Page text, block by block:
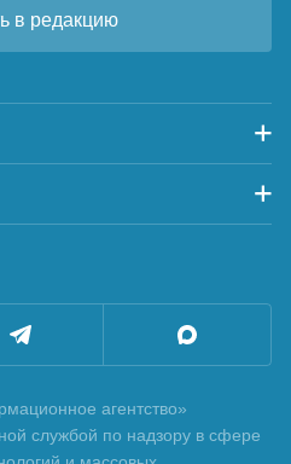
в редакцию
агентство»
службой по надзору в сфере